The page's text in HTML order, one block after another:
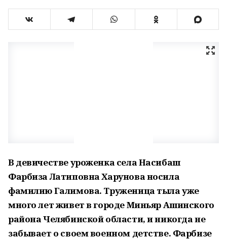
В девичестве уроженка села Насибаш
Фарбиза Латиповна Харунова носила
фамилию Галимова. Труженица тыла уже
много лет живет в городе Миньяр Ашинского
района Челябинской области, и никогда не
забывает о своем военном детстве. Фарбизе